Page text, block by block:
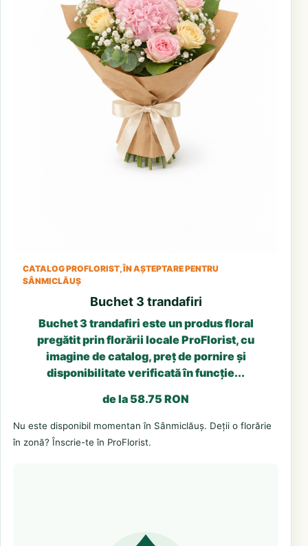
CATALOG PROFLORIST, ÎN AȘTEPTARE PENTRU
SÂNMICLĂUȘ
Buchet 3 trandafiri
Buchet 3 trandafiri este un produs floral
pregătit prin florării locale ProFlorist, cu
imagine de catalog, preț de pornire și
disponibilitate verificată în funcție...
de la 58.75 RON
Nu este disponibil momentan în Sânmiclăuș. Deții o florărie
în zonă? Înscrie-te în ProFlorist.